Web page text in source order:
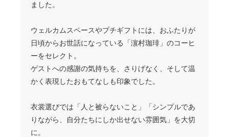
ました。
ウェルカムスペースやプチギフトには、おふたりが
日頃からお世話になっている「濵村珈琲」のコーヒ
ーをセレクト。
ゲストへの感謝の気持ちを、さりげなく、そして温
かく表現したおもてなしも印象でした。
衣裳選びでは「人と被らないこと」「シンプルであ
りながら、自分たちにしか出せない雰囲気」を大切
に。